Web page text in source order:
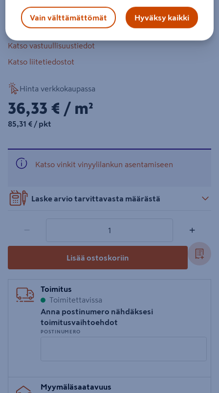
Lue koko tuotekuvaus
Katso vastuullisuustiedot
Katso liitetiedostot
Hinta verkkokaupassa
36,33€/m²
36,33 € / m²
85,31€/pkt
85,31 € / pkt
Katso vinkit vinyylilankun asentamiseen
Laske arvio tarvittavasta määrästä
− +
Lisää ostoskoriin
Toimitus
Toimitettavissa
Anna postinumero nähdäksesi
toimitusvaihtoehdot
POSTINUMERO
postinumero
Myymäläsaatavuus
Vain välttämättömät Hyväksy kaikki